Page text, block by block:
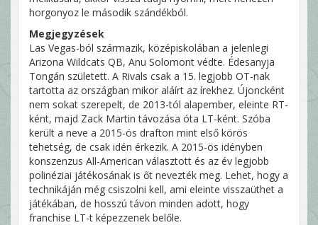
horgonyoz le második szándékból.
Megjegyzések
Las Vegas-ból származik, középiskolában a jelenlegi
Arizona Wildcats QB, Anu Solomont védte. Édesanyja
Tongán született. A Rivals csak a 15. legjobb OT-nak
tartotta az országban mikor aláírt az írekhez. Újoncként
nem sokat szerepelt, de 2013-tól alapember, eleinte RT-
ként, majd Zack Martin távozása óta LT-ként. Szóba
került a neve a 2015-ös drafton mint első körös
tehetség, de csak idén érkezik. A 2015-ös idényben
konszenzus All-American választott és az év legjobb
polinéziai játékosának is őt nevezték meg. Lehet, hogy a
technikáján még csiszolni kell, ami eleinte visszaüthet a
játékában, de hosszú távon minden adott, hogy
franchise LT-t képezzenek belőle.